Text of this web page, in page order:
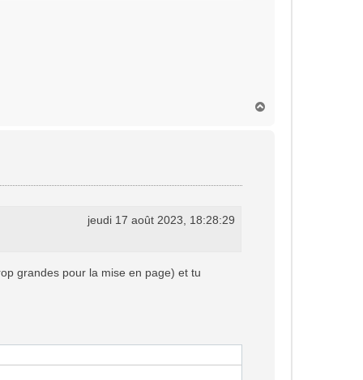
jeudi 17 août 2023, 18:28:29
grandes pour la mise en page) et tu